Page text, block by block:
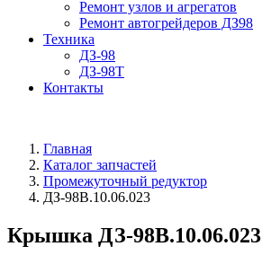
Ремонт узлов и агрегатов
Ремонт автогрейдеров ДЗ98
Техника
ДЗ-98
ДЗ-98Т
Контакты
Главная
Каталог запчастей
Промежуточный редуктор
ДЗ-98В.10.06.023
Крышка ДЗ-98В.10.06.023